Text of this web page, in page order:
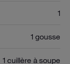
1
1 gousse
1 cuillère à soupe